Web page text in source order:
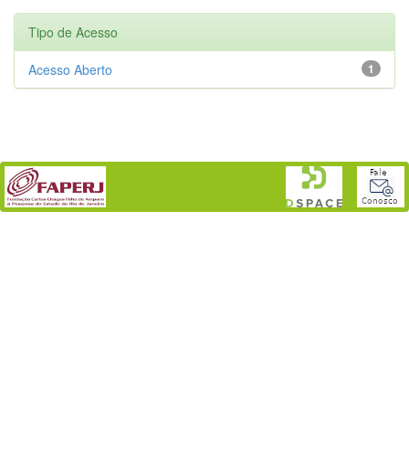
Tipo de Acesso
1
Acesso Aberto